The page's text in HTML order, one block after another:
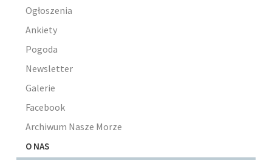
Ogłoszenia
Ankiety
Pogoda
Newsletter
Galerie
Facebook
Archiwum Nasze Morze
O NAS